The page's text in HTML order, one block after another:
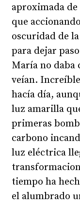
aproximada de
que
oscuridad de
para dejar
María no daba
veían.
hacía día,
luz amarilla
primeras
carbono
luz eléctrica
tiempo ha
el alumbrado